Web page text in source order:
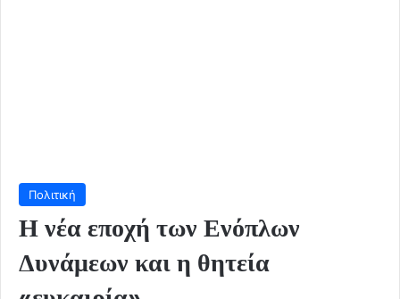
Πολιτική
Η νέα εποχή των Ενόπλων
Δυνάμεων και η θητεία